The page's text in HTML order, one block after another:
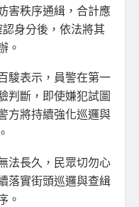
害秩序通緝，合計應
身分後，依法將其
。
駿表示，員警在第一
判斷，即使嫌犯試圖
方將持續強化巡邏與
法長久，民眾切勿心
落實街頭巡邏與查緝
。